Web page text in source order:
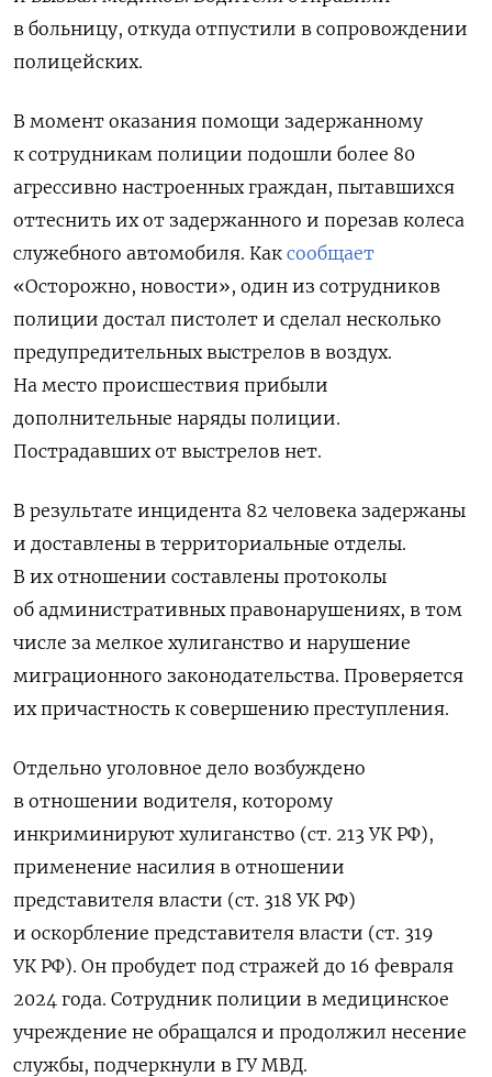
в больницу, откуда отпустили в сопровождении
полицейских.
В момент оказания помощи задержанному
к сотрудникам полиции подошли более 80
агрессивно настроенных граждан, пытавшихся
оттеснить их от задержанного и порезав колеса
служебного автомобиля. Как сообщает
«Осторожно, новости», один из сотрудников
полиции достал пистолет и сделал несколько
предупредительных выстрелов в воздух.
На место происшествия прибыли
дополнительные наряды полиции.
Пострадавших от выстрелов нет.
В результате инцидента 82 человека задержаны
и доставлены в территориальные отделы.
В их отношении составлены протоколы
об административных правонарушениях, в том
числе за мелкое хулиганство и нарушение
миграционного законодательства. Проверяется
их причастность к совершению преступления.
Отдельно уголовное дело возбуждено
в отношении водителя, которому
инкриминируют хулиганство (ст. 213 УК РФ),
применение насилия в отношении
представителя власти (ст. 318 УК РФ)
и оскорбление представителя власти (ст. 319
УК РФ). Он пробудет под стражей до 16 февраля
2024 года. Сотрудник полиции в медицинское
учреждение не обращался и продолжил несение
службы, подчеркнули в ГУ МВД.